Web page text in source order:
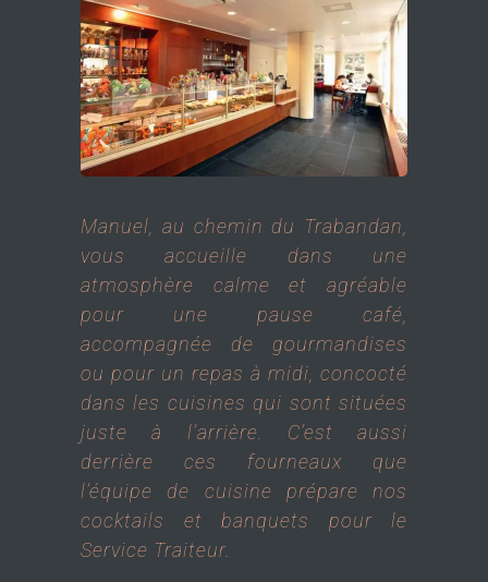
Manuel, au chemin du Trabandan,
vous accueille dans une
atmosphère calme et agréable
pour une pause café,
accompagnée de gourmandises
ou pour un repas à midi, concocté
dans les cuisines qui sont situées
juste à l’arrière. C’est aussi
derrière ces fourneaux que
l’équipe de cuisine prépare nos
cocktails et banquets pour le
Service Traiteur.